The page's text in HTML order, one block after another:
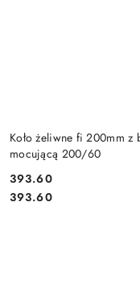
Koło żeliwne fi 200mm
mocującą 200/60
Cena:
393.60
Cena:
393.60